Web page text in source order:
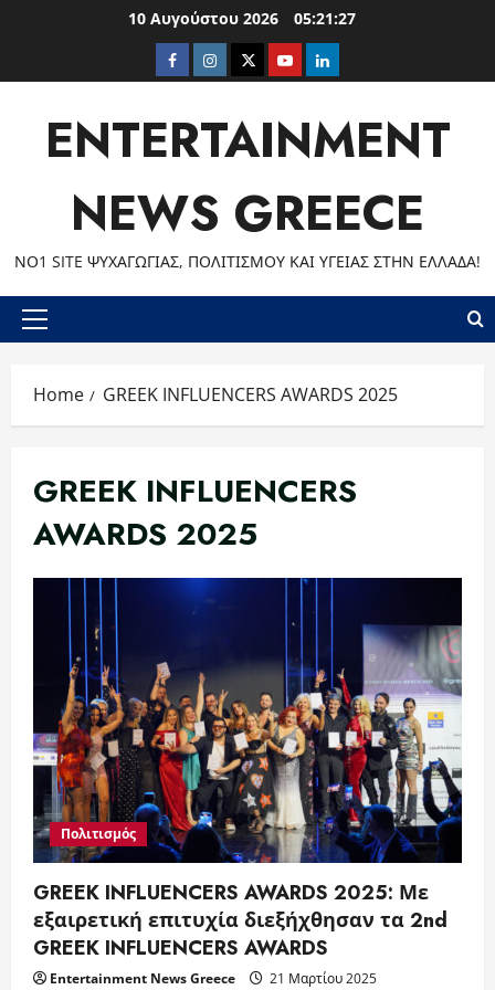
10 Αυγούστου 2026 05:21:27
Facebook
Instagram
TwitterYoutubeLinkedIn
ENTERTAINMENT
NEWS GREECE
ΝΟ1 SITE ΨΥΧΑΓΩΓΊΑΣ, ΠΟΛΙΤΙΣΜΟΎ ΚΑΙ ΥΓΕΊΑΣ ΣΤΗΝ ΕΛΛΆΔΑ!
Primary
Home GREEK INFLUENCERS AWARDS 2025
GREEK INFLUENCERS
AWARDS 2025
Πολιτισμός
GREEK INFLUENCERS AWARDS 2025: Με
εξαιρετική επιτυχία διεξήχθησαν τα 2nd
GREEK INFLUENCERS AWARDS
Entertainment News Greece 21 Μαρτίου 2025